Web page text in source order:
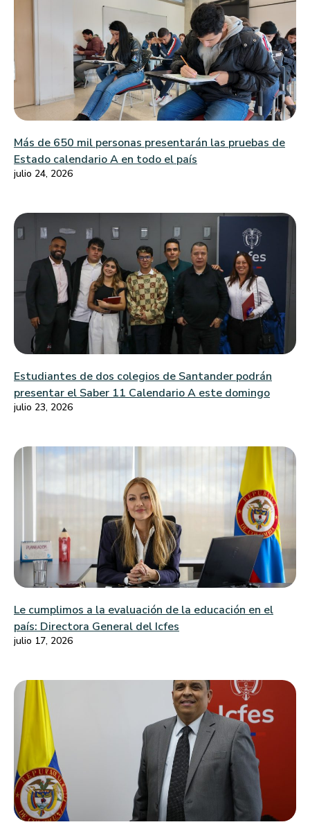
Más de 650 mil personas presentarán las pruebas de
Estado calendario A en todo el país
julio 24, 2026
Estudiantes de dos colegios de Santander podrán
presentar el Saber 11 Calendario A este domingo
julio 23, 2026
Le cumplimos a la evaluación de la educación en el
país: Directora General del Icfes
julio 17, 2026